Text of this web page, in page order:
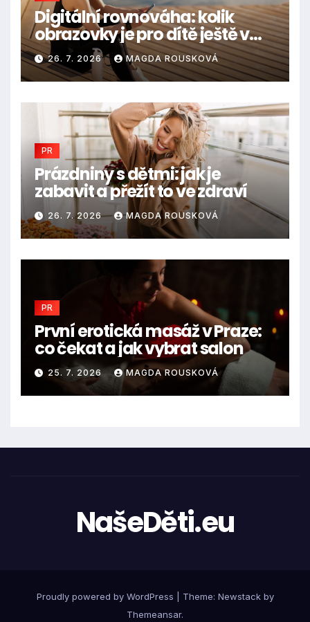
Digitální rovnováha: kolik
obrazovky je pro dítě ještě v
pořádku
26. 7. 2026 MAGDA ROUSKOVÁ
PR
Prázdniny s dětmi: jak je
zabavit a přežít to ve zdraví
26. 7. 2026 MAGDA ROUSKOVÁ
PR
První erotická masáž v Praze:
co čekat a jak vybrat salon
25. 7. 2026 MAGDA ROUSKOVÁ
NašeDěti.eu
Proudly powered by WordPress Theme: Newstackby
Themeansar.